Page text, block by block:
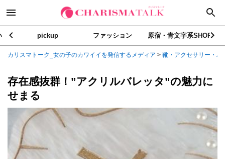
pickup ファッション 原宿・青文字系SHOP
カリスマトーク_女の子のカワイイを発信するメディア > 靴・アクセサリー・バ
存在感抜群！”アクリルバレッタ”の魅力に
せまる